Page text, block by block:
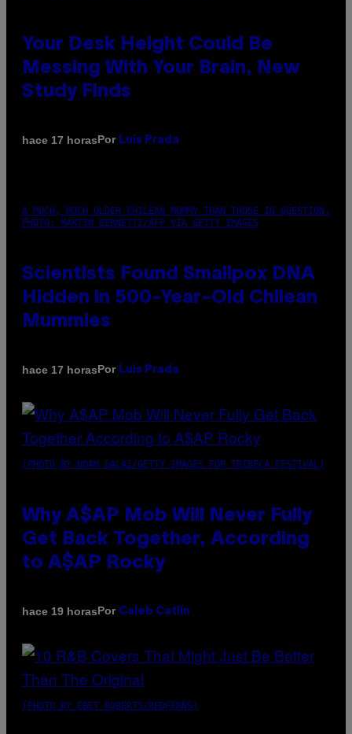
Your Desk Height Could Be
Messing With Your Brain, New
Study Finds
hace 17 horasPor Luis Prada
A MUCH, MUCH OLDER CHILEAN MUMMY THAN THOSE IN QUESTION.
PHOTO: MARTIN BERNETTI/AFP VIA GETTY IMAGES
Scientists Found Smallpox DNA
Hidden in 500-Year-Old Chilean
Mummies
hace 17 horasPor Luis Prada
(PHOTO BY NOAM GALAI/GETTY IMAGES FOR TRIBECA FESTIVAL)
Why A$AP Mob Will Never Fully
Get Back Together, According
to A$AP Rocky
hace 19 horasPor Caleb Catlin
(PHOTO BY EBET ROBERTS/REDFERNS)